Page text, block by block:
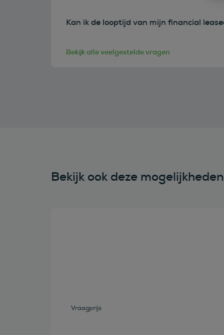
Kan ik de looptijd van mijn financial
Bekijk alle veelgestelde vragen
Bekijk ook deze
Vraagprijs